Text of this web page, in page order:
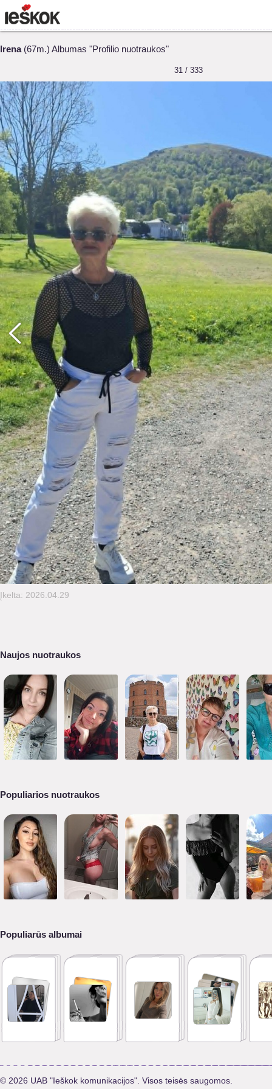
Irena(67m.) Albumas "Profilio nuotraukos"
31 / 333
Įkelta: 2026.04.29
Naujos nuotraukos
Populiarios nuotraukos
Populiarūs albumai
© 2026 UAB "Ieškok komunikacijos". Visos teisės saugomos.